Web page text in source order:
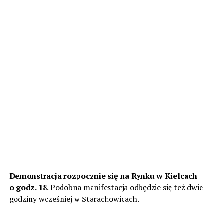
Demonstracja rozpocznie się na Rynku w Kielcach
o godz. 18. Podobna manifestacja odbędzie się też dwie
godziny wcześniej w Starachowicach.